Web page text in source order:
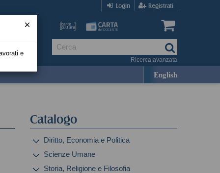
Login Registrati
Ricerca avanzata
English
Catalogo
Diritto, Economia e Politica
Scienze Umane
Storia, Religione e Filosofia
e